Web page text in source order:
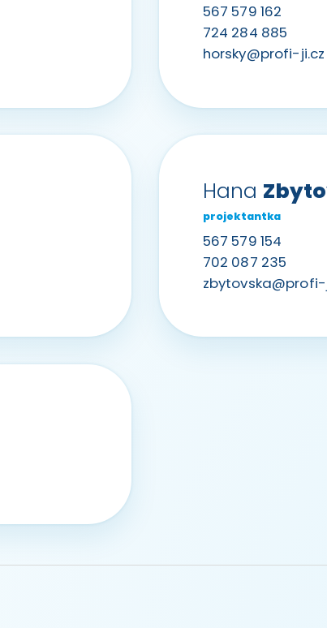
567 579 162
724 284 885
horsky@profi-ji.cz
Hana
projektantka
567 579 154
702 087 235